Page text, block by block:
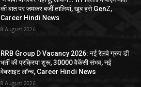
की बात पर जमकर बजीं तालियां, खूब हंसे GenZ,
Career Hindi News
8 August 2026
RRB Group D Vacancy 2026: नई रेलवे ग्रुप डी
भर्ती की प्रक्रिया शुरू, 30000 वैकेंसी संभव, नई
वेबसाइट लॉन्च, Career Hindi News
8 August 2026